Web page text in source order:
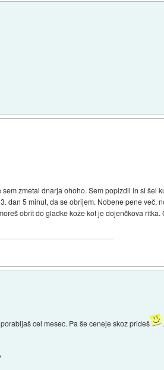
zmetal dnarja ohoho. Sem popizdil in si šel
dan 5 minut, da se obrijem. Nobene pene več,
obrit do gladke kože kot je dojenčkova
cel mesec. Pa še ceneje skoz prideš